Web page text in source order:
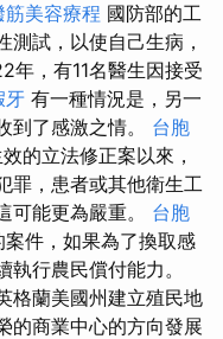
筋美容療程 國防部的工
試，以使自己生病，
年，有11名醫生因接受
牙 有一種情況是，另一
到了感激之情。 台胞
的立法修正案以來，
罪，患者或其他衛生工
可能更為嚴重。 台胞
件，如果為了換取感
行農民償付能力。
格蘭美國州建立殖民地
的商業中心的方向發展